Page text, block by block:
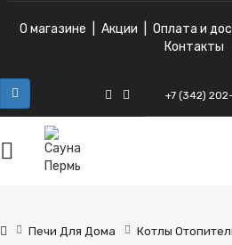
О магазине Акции Оплата и
Контакты
+7 (342)
Печи Для Дома Котлы